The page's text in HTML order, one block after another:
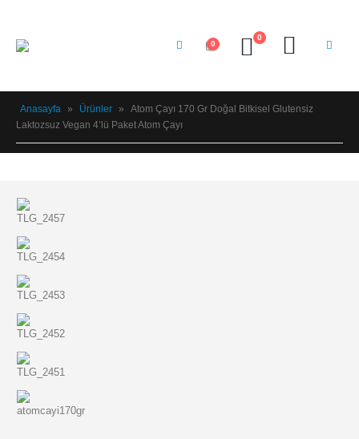
0
0
Anasayfa » Ürünler »
Atom Çayı 170 Gr Doğal Bitkisel Glutensiz
Laktozsuz Vegan 4’lü Paket Atom Çayı